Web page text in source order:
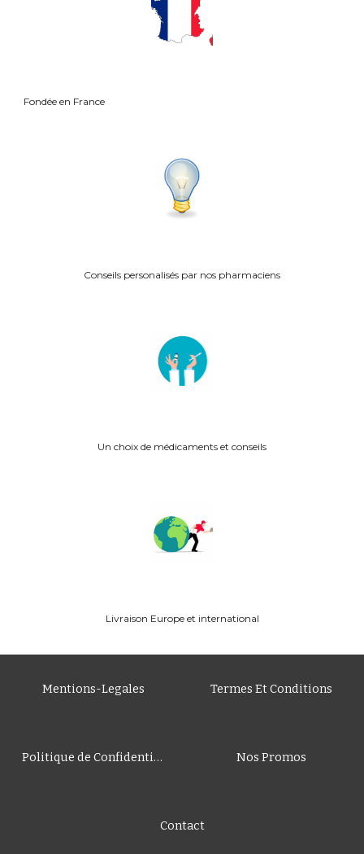
Fondée en France
Conseils personalisés par nos pharmaciens
Un choix de médicaments et conseils
Livraison Europe et international
Mentions-Legales Termes Et Conditions
Politique de Confidentialité Nos Promos
Contact